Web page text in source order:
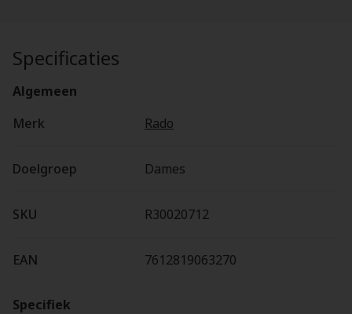
Specificaties
Algemeen
Merk
Rado
Doelgroep Dames
SKU R30020712
EAN 7612819063270
Specifiek